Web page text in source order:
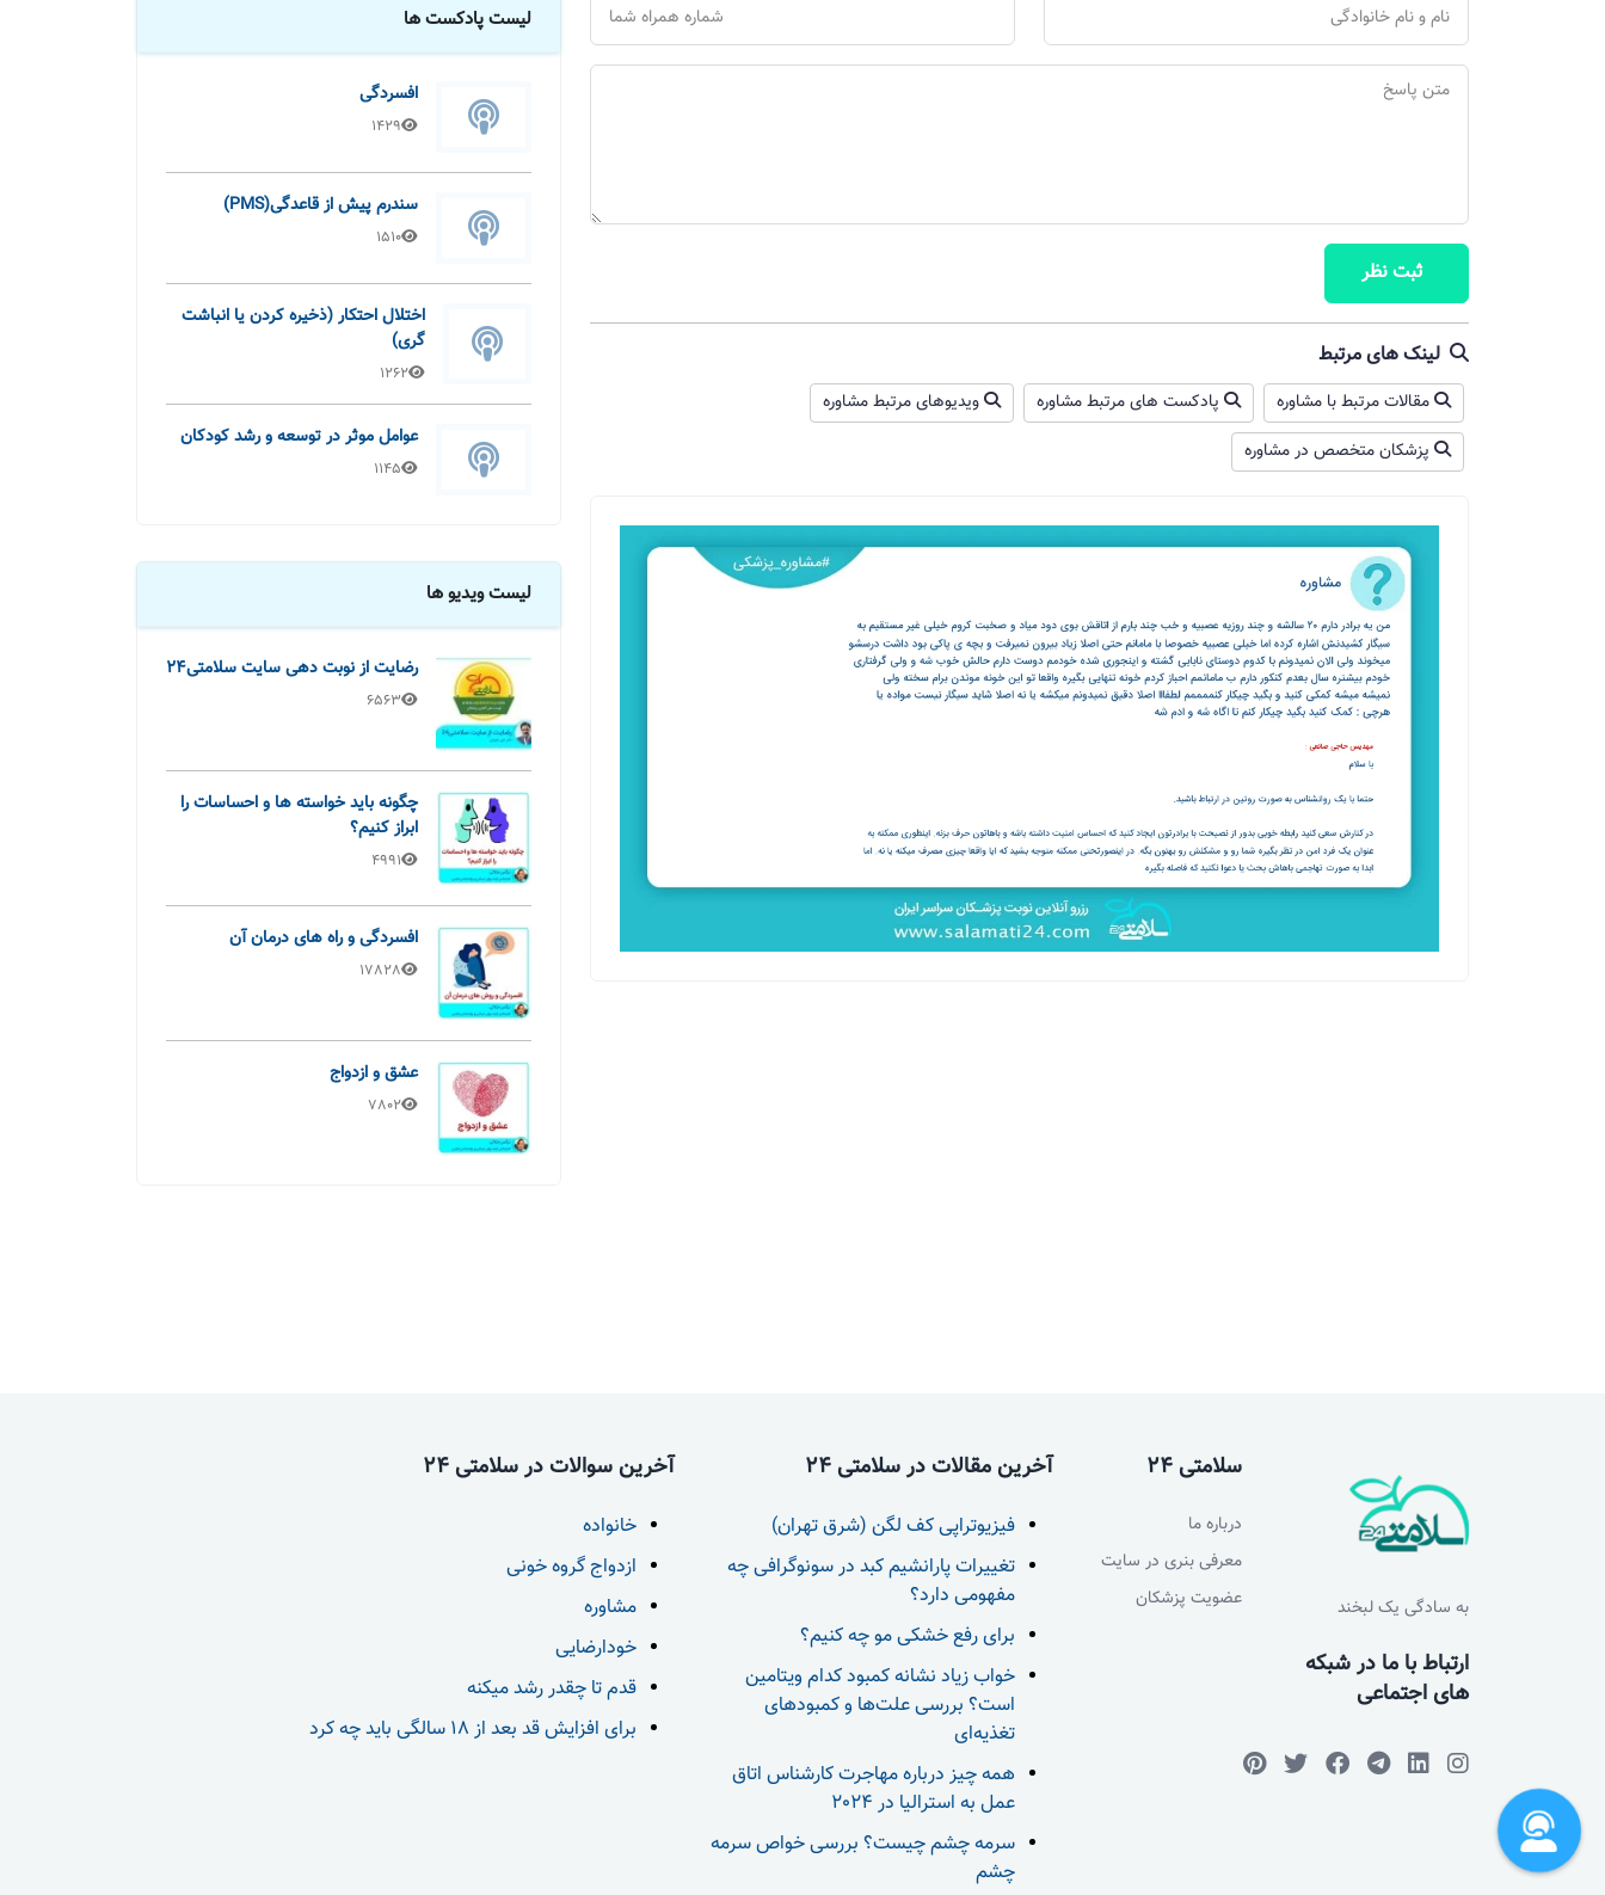
ثبت نظر
لینک های مرتبط
مقالات مرتبط با مشاوره پادکست های مرتبط مشاوره
ویدیوهای مرتبط مشاوره
پزشکان متخصص در مشاوره
لیست پادکست ها
افسردگی
1429
سندرم پیش از قاعدگی(PMS)
1510
اختلال احتکار (ذخیره کردن یا انباشت
گری)
1262
عوامل موثر در توسعه و رشد کودکان
1145
لیست ویدیو ها
رضایت از نوبت دهی سایت سلامتی24
6563
چگونه باید خواسته ها و احساسات را
ابراز کنیم؟
4991
افسردگی و راه های درمان آن
17828
عشق و ازدواج
7802
به سادگی یک لبخند
ارتباط با ما در شبکه
های اجتماعی
سلامتی 24
درباره ما
معرفی بنری در سایت
عضویت پزشکان
آخرین مقالات در سلامتی 24
فیزیوتراپی کف لگن (شرق تهران)
تغییرات پارانشیم کبد در سونوگرافی چه
مفهومی دارد؟
برای رفع خشکی مو چه کنیم؟
خواب زیاد نشانه کمبود کدام ویتامین
است؟ بررسی علت‌ها و کمبودهای
تغذیه‌ای
همه چیز درباره مهاجرت کارشناس اتاق
عمل به استرالیا در 2024
سرمه چشم چیست؟ بررسی خواص سرمه
چشم
آخرین سوالات در سلامتی 24
خانواده
ازدواج گروه خونی
مشاوره
خودارضایی
قدم تا چقدر رشد میکنه
برای افزایش قد بعد از 18 سالگی باید چه کرد